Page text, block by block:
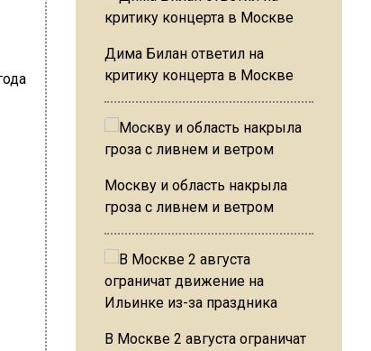
Дима Билан ответил на
критику концерта в Москве
Москву и область накрыла
гроза с ливнем и ветром
В Москве 2 августа ограничат